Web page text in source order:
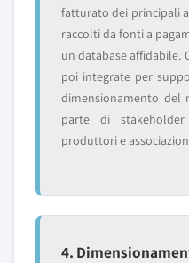
fatturato dei principali
raccolti da fonti a
un database affidabile.
poi integrate per
dimensionamento del
parte di
produttori e
4.